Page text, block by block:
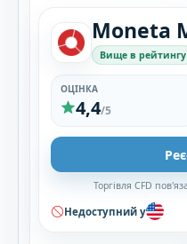
Moneta
Вище в рейтингу
ОЦІНКА
4,4/5
Торгівля CFD
Недоступний у